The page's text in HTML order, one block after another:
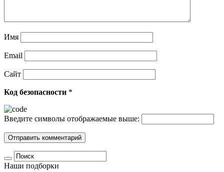
Имя
Email
Сайт
Код безопасности *
Введите символы отображаемые выше:
Наши подборки